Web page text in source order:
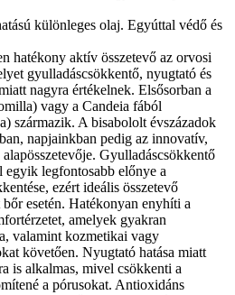
különleges olaj. Egyúttal védő és
hatékony aktív összetevő az orvosi
gyulladáscsökkentő, nyugtató és
nagyra értékelnek. Elsősorban a
vagy a Candeia fából
származik. A bisabololt évszázadok
napjainkban pedig az innovatív,
Gyulladáscsökkentő
egyik legfontosabb előnye a
ezért ideális összetevő
esetén. Hatékonyan enyhíti a
amelyek gyakran
valamint kozmetikai vagy
követően. Nyugtató hatása miatt
is alkalmas, mivel csökkenti a
a pórusokat. Antioxidáns